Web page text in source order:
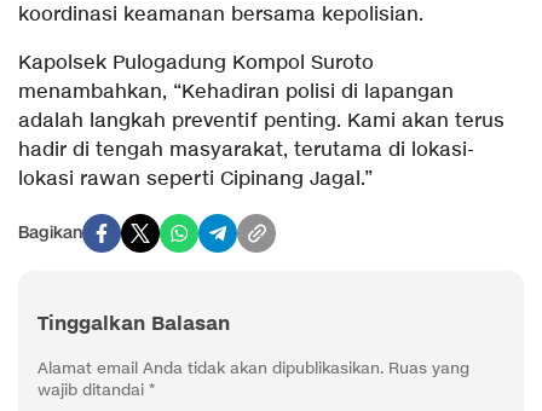
koordinasi keamanan bersama kepolisian.
Kapolsek Pulogadung Kompol Suroto
menambahkan, “Kehadiran polisi di lapangan
adalah langkah preventif penting. Kami akan terus
hadir di tengah masyarakat, terutama di lokasi-
lokasi rawan seperti Cipinang Jagal.”
Bagikan
Tinggalkan Balasan
Alamat email Anda tidak akan dipublikasikan. Ruas yang
wajib ditandai *